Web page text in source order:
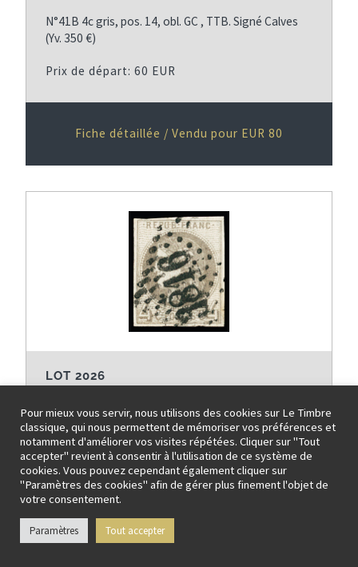
N°41B 4c gris, pos. 14, obl. GC , TTB. Signé Calves
(Yv. 350 €)
Prix de départ: 60 EUR
Fiche détaillée / Vendu pour EUR 80
LOT 2026
N°41Bc 4c gris-noir (gris très foncé), obl. GC 3816
(Saint-Pierre-lès-Calais, Pas-de-Calais), TB, nuance
certifiée Calves
Prix de départ: 600 EUR
Pour mieux vous servir, nous utilisons des cookies sur Le Timbre
classique, qui nous permettent de mémoriser vos préférences et
notamment d'améliorer vos visites répétées. Cliquer sur "Tout
accepter" revient à consentir à l'utilisation de ce système de
cookies. Vous pouvez cependant également cliquer sur
"Paramètres des cookies" afin de gérer plus finement l'objet de
votre consentement.
Paramètres Tout accepter